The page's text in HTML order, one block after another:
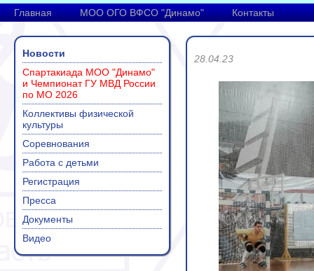
Главная МОО ОГО ВФСО "Динамо" Контакты
Новости
Спартакиада МОО "Динамо"
и Чемпионат ГУ МВД России
по МО 2026
Коллективы физической
культуры
Соревнования
Работа с детьми
Регистрация
Пресса
Документы
Видео
28.04.23